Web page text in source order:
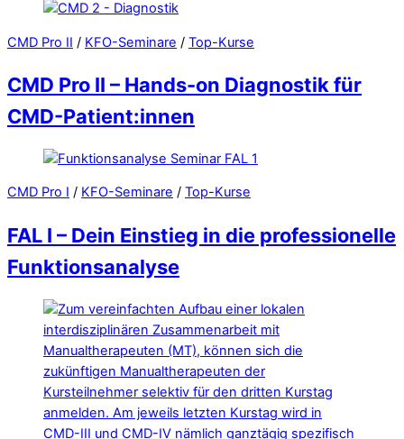
CMD Pro II / KFO-Seminare / Top-Kurse
CMD Pro II – Hands-on Diagnostik für
CMD-Patient:innen
CMD Pro I / KFO-Seminare / Top-Kurse
FAL I – Dein Einstieg in die professionelle
Funktionsanalyse